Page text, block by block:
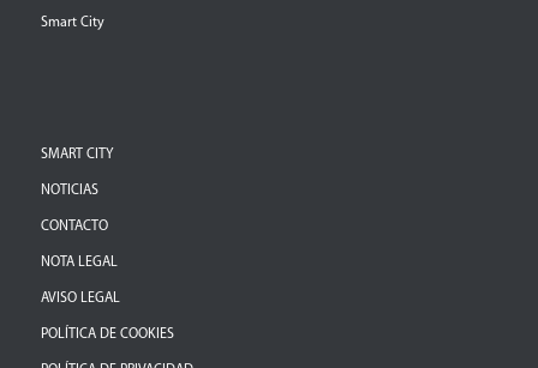
Smart City
SMART CITY
NOTICIAS
CONTACTO
NOTA LEGAL
AVISO LEGAL
POLÍTICA DE COOKIES